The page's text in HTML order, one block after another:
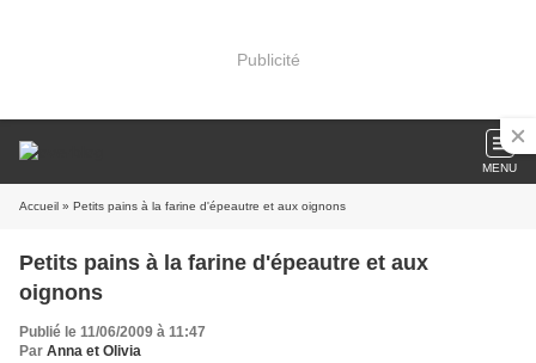
Publicité
MENU
Accueil » Petits pains à la farine d'épeautre et aux oignons
Petits pains à la farine d'épeautre et aux
oignons
Publié le 11/06/2009 à 11:47
Par Anna et Olivia